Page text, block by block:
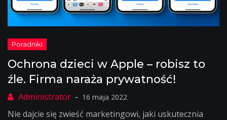
Ochrona dzieci w Apple – robisz to
źle. Firma naraża prywatność!
16 maja 2022
Nie dajcie się zwieść marketingowi, jaki uskutecznia